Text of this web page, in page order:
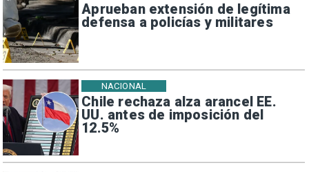
Aprueban extensión de legítima
defensa a policías y militares
Chile rechaza alza arancel EE.
UU. antes de imposición del
12.5%
NACIONAL